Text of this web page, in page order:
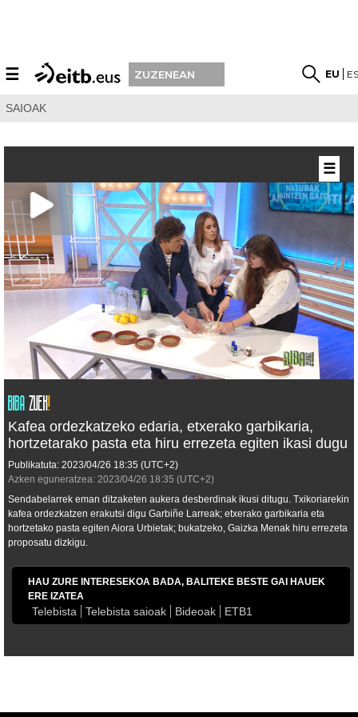
☰ ZUZENEAN EU
SAIOAK
Kafea ordezkatzeko edaria, etxerako garbikaria,
hortzetarako pasta eta hiru errezeta egiten ikasi dugu
Publikatuta: 2023/04/26 18:35 (UTC+2)
Azken eguneratzea: 2023/04/26 18:35 (UTC+2)
Sendabelarrek eman ditzaketen aukera desberdinak ikusi ditugu. Txikoriarekin
kafea ordezkatzen erakutsi digu Garbiñe Larreak; etxerako garbikaria eta
hortzetako pasta egiten Aiora Urbietak; bukatzeko, Gaizka Menak hiru errezeta
proposatu dizkigu.
HAU ZURE INTERESEKOA BADA, BALITEKE BESTE GAI HAUEK
ERE IZATEA
Telebista Telebista saioak Bideoak ETB1
☰